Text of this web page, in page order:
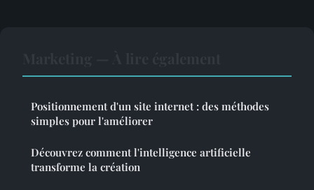
Positionnement d'un site internet : des méthodes
simples pour l'améliorer
Découvrez comment l'intelligence artificielle
transforme la création